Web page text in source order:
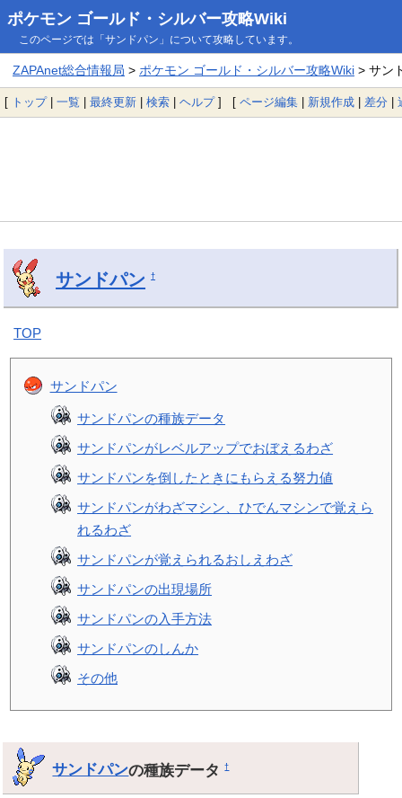
ポケモン ゴールド・シルバー攻略Wiki
このページでは「サンドパン」について攻略しています。
ZAPAnet総合情報局 > ポケモン ゴールド・シルバー攻略Wiki> サン
[ トップ| 一覧 | 最終更新 | 検索 | ヘルプ] [ ページ編集 | 新規作成 | 差分 |
サンドパン †
TOP
サンドパン
サンドパンの種族データ
サンドパンがレベルアップでおぼえるわざ
サンドパンを倒したときにもらえる努力値
サンドパンがわざマシン、ひでんマシンで覚えら
れるわざ
サンドパンが覚えられるおしえわざ
サンドパンの出現場所
サンドパンの入手方法
サンドパンのしんか
その他
サンドパンの種族データ†